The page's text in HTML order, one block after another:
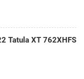
Daiwa 22 Tatula XT 762XHFS